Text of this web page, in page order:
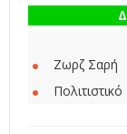
Ζωρζ Σαρή